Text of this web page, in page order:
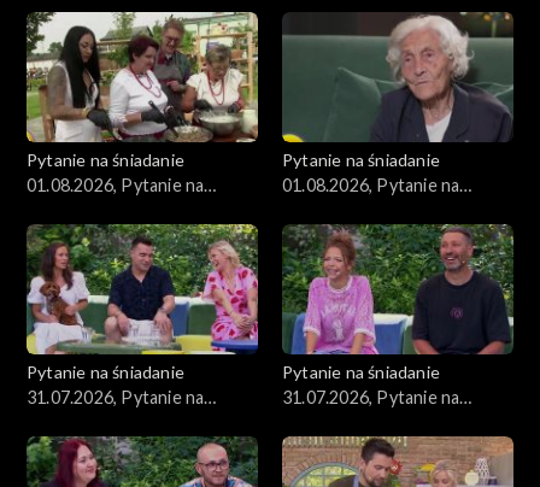
Pytanie na śniadanie
01.08.2026, Pytanie na
Pytanie na śniadanie
01.08.2026, Pytanie na
Pytanie na śniadanie
31.07.2026, Pytanie na
Pytanie na śniadanie
31.07.2026, Pytanie na